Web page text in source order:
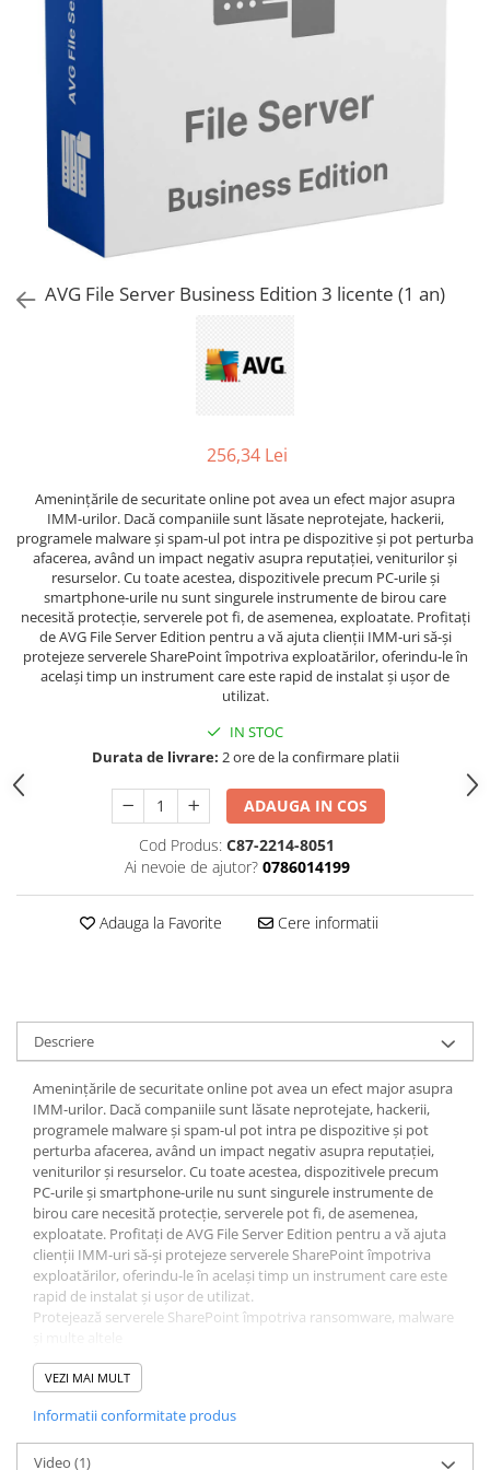
AVAST Driver Updater
AVAST SecureLine VPN
AVAST AntiTrack Premium
AVG File Server Business Edition 3 licente (1 an)
256,34 Lei
Amenințările de securitate online pot avea un efect major asupra
IMM-urilor. Dacă companiile sunt lăsate neprotejate, hackerii,
programele malware și spam-ul pot intra pe dispozitive și pot perturba
afacerea, având un impact negativ asupra reputației, veniturilor și
resurselor. Cu toate acestea, dispozitivele precum PC-urile și
smartphone-urile nu sunt singurele instrumente de birou care
necesită protecție, serverele pot fi, de asemenea, exploatate. Profitați
de AVG File Server Edition pentru a vă ajuta clienții IMM-uri să-și
protejeze serverele SharePoint împotriva exploatărilor, oferindu-le în
același timp un instrument care este rapid de instalat și ușor de
utilizat.
IN STOC
Durata de livrare: 2 ore de la confirmare platii
ADAUGA IN COS
Cod Produs: C87-2214-8051
Ai nevoie de ajutor? 0786014199
Adauga la Favorite Cere informatii
Descriere
Amenințările de securitate online pot avea un efect major asupra
IMM-urilor. Dacă companiile sunt lăsate neprotejate, hackerii,
programele malware și spam-ul pot intra pe dispozitive și pot
perturba afacerea, având un impact negativ asupra reputației,
veniturilor și resurselor. Cu toate acestea, dispozitivele precum
PC-urile și smartphone-urile nu sunt singurele instrumente de
birou care necesită protecție, serverele pot fi, de asemenea,
exploatate. Profitați de AVG File Server Edition pentru a vă ajuta
clienții IMM-uri să-și protejeze serverele SharePoint împotriva
exploatărilor, oferindu-le în același timp un instrument care este
rapid de instalat și ușor de utilizat.
Protejează serverele SharePoint împotriva ransomware, malware
Rapid de instalat
Interfață ușor de utilizat
Management la distanta
Asistență 24/7
Caracteristici detaliate AVG File Server Edition:
VEZI MAI MULT
Informatii conformitate produs
Video (1)